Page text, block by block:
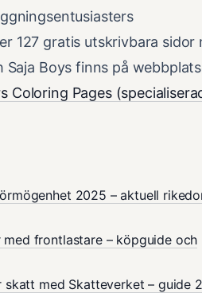
127 gratis utskrivbara sidor
Saja Boys finns på
Coloring Pages
2025 – aktuell
frontlastare – köpguide och
skatt med Skatteverket – guide